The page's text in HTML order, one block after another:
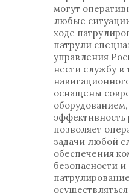
могут
любые
ходе
патрули
управления
нести службу в
оснащены
эффективность
позволяет
задачи любой
обеспечения
безопасности и